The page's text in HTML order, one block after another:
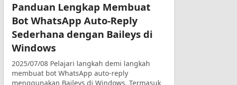
Panduan Lengkap Membuat
Bot WhatsApp Auto-Reply
Sederhana dengan Baileys di
Windows
2025/07/08 Pelajari langkah demi langkah
membuat bot WhatsApp auto-reply
menggunakan Baileys di Windows. Termasuk